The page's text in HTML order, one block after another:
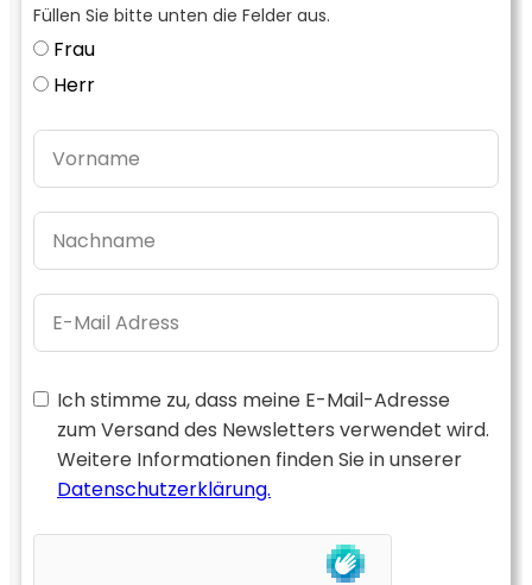
Füllen Sie bitte unten die Felder aus.
Frau
Herr
Ich stimme zu, dass meine E-Mail-Adresse
zum Versand des Newsletters verwendet wird.
Weitere Informationen finden Sie in unserer
Datenschutzerklärung.